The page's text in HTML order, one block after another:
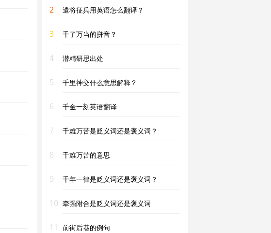
2 遣将征兵用英语怎么翻译？
3 千了万当的拼音？
4 潜精研思出处
5 千里神交什么意思解释？
6 千金一刻英语翻译
7 千难万苦是贬义词还是褒义词？
8 千难万苦的意思
9 千年一律是贬义词还是褒义词？
10 牵强附合是贬义词还是褒义词
11 前街后巷的例句